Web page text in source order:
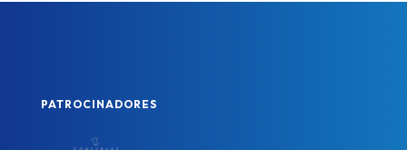
PATROCINADORES